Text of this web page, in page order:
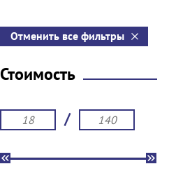
Отменить все фильтры
Стоимость
/